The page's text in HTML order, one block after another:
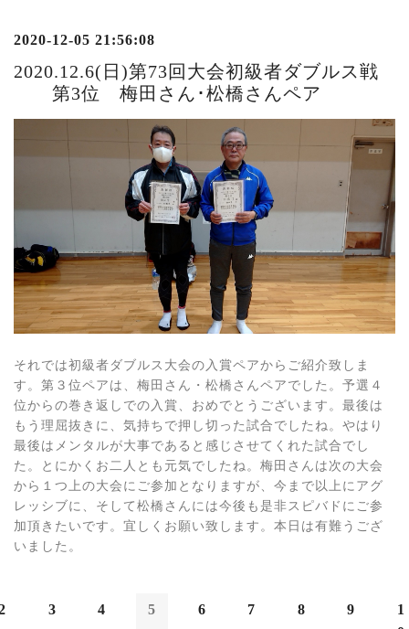
2020-12-05 21:56:08
2020.12.6(日)第73回大会初級者ダブルス戦
第3位 梅田さん･松橋さんペア
それでは初級者ダブルス大会の入賞ペアからご紹介致しま
す。第３位ペアは、梅田さん・松橋さんペアでした。予選４
位からの巻き返しでの入賞、おめでとうございます。最後は
もう理屈抜きに、気持ちで押し切った試合でしたね。やはり
最後はメンタルが大事であると感じさせてくれた試合でし
た。とにかくお二人とも元気でしたね。梅田さんは次の大会
から１つ上の大会にご参加となりますが、今まで以上にアグ
レッシブに、そして松橋さんには今後も是非スピバドにご参
加頂きたいです。宜しくお願い致します。本日は有難うござ
いました。
3 4 5 6 7 8 9
1